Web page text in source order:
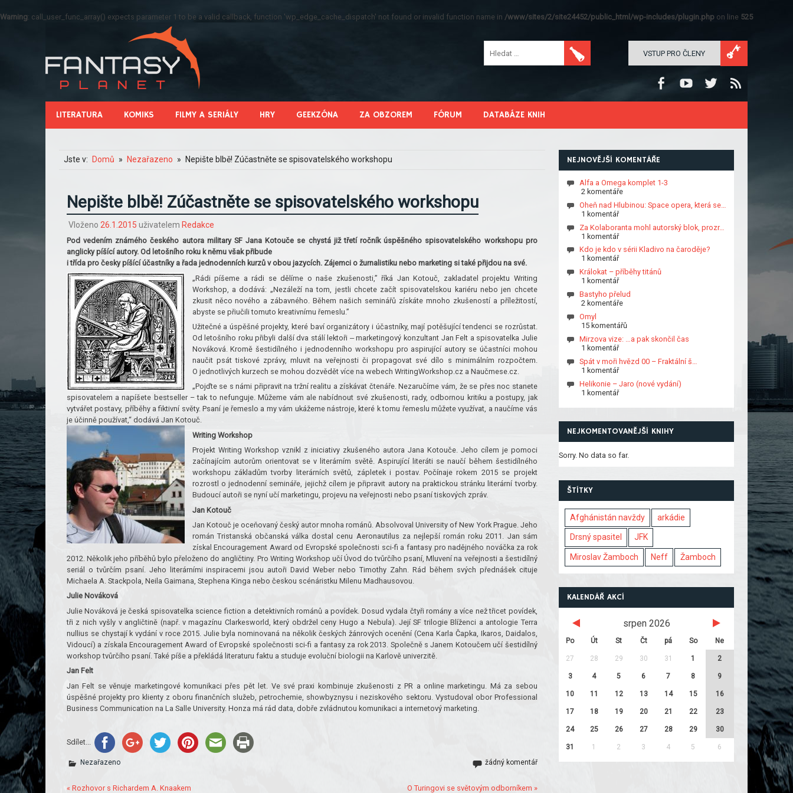
Warning: call_user_func_array() expects parameter 1 to be a valid callback, function 'wp_edge_cache_dispatch' not found or invalid function name in /www/sites/2/site24452/public_html/wp-includes/plugin.php on line 525
VSTUP PRO ČLENY
LITERATURA KOMIKS FILMY A SERIÁLY HRY GEEKZÓNA ZA OBZOREM FÓRUM DATABÁZE KNIH
Jste v: Domů Nezařazeno Nepište blbě! Zúčastněte se spisovatelského workshopu
Nepište blbě! Zúčastněte se spisovatelského workshopu
Vloženo 26.1.2015 uživatelem Redakce
Pod vedením známého českého autora military SF Jana Kotouče se chystá již třetí ročník úspěšného spisovatelského workshopu pro
anglicky píšící autory. Od letošního roku k němu však přibude
i třída pro česky píšící účastníky a řada jednodenních kurzů v obou jazycích. Zájemci o žurnalistiku nebo marketing si také přijdou na své.
„Rádi píšeme a rádi se dělíme o naše zkušenosti,” říká Jan Kotouč, zakladatel projektu Writing
Workshop, a dodává: „Nezáleží na tom, jestli chcete začít spisovatelskou kariéru nebo jen chcete
zkusit něco nového a zábavného. Během našich seminářů získáte mnoho zkušeností a příležitostí,
abyste se přiučili tomuto kreativnímu řemeslu.”
Užitečné a úspěšné projekty, které baví organizátory i účastníky, mají potěšující tendenci se rozrůstat.
Od letošního roku přibyli další dva stálí lektoři ‒ marketingový konzultant Jan Felt a spisovatelka Julie
Nováková. Kromě šestidílného i jednodenního workshopu pro aspirující autory se účastníci mohou
naučit psát tiskové zprávy, mluvit na veřejnosti či propagovat své dílo s minimálním rozpočtem.
O jednotlivých kurzech se mohou dozvědět více na webech WritingWorkshop.cz a Naučmese.cz.
„Pojďte se s námi připravit na tržní realitu a získávat čtenáře. Nezaručíme vám, že se přes noc stanete
spisovatelem a napíšete bestseller – tak to nefunguje. Můžeme vám ale nabídnout své zkušenosti, rady, odbornou kritiku a postupy, jak
vytvářet postavy, příběhy a fiktivní světy. Psaní je řemeslo a my vám ukážeme nástroje, které k tomu řemeslu můžete využívat, a naučíme vás
je účinně používat,“ dodává Jan Kotouč.
Writing Workshop
Projekt Writing Workshop vznikl z iniciativy zkušeného autora Jana Kotouče. Jeho cílem je pomoci
začínajícím autorům orientovat se v literárním světě. Aspirující literáti se naučí během šestidílného
workshopu základům tvorby literárních světů, zápletek i postav. Počínaje rokem 2015 se projekt
rozrostl o jednodenní semináře, jejichž cílem je připravit autory na praktickou stránku literární tvorby.
Budoucí autoři se nyní učí marketingu, projevu na veřejnosti nebo psaní tiskových zpráv.
Jan Kotouč
Jan Kotouč je oceňovaný český autor mnoha románů. Absolvoval University of New York Prague. Jeho
román Tristanská občanská válka dostal cenu Aeronautilus za nejlepší román roku 2011. Jan sám
získal Encouragement Award od Evropské společnosti sci-fi a fantasy pro nadějného nováčka za rok
2012. Několik jeho příběhů bylo přeloženo do angličtiny. Pro Writing Workshop učí Úvod do tvůrčího psaní, Mluvení na veřejnosti a šestidílný
seriál o tvůrčím psaní. Jeho literárními inspiracemi jsou autoři David Weber nebo Timothy Zahn. Rád během svých přednášek cituje
Michaela A. Stackpola, Neila Gaimana, Stephena Kinga nebo českou scénáristku Milenu Madhausovou.
Julie Nováková
Julie Nováková je česká spisovatelka science fiction a detektivních románů a povídek. Dosud vydala čtyři romány a více než třicet povídek,
tři z nich vyšly v angličtině (např. v magazínu Clarkesworld, který obdržel ceny Hugo a Nebula). Její SF trilogie Blíženci a antologie Terra
nullius se chystají k vydání v roce 2015. Julie byla nominovaná na několik českých žánrových ocenění (Cena Karla Čapka, Ikaros, Daidalos,
Vidoucí) a získala Encouragement Award of Evropské společnosti sci-fi a fantasy za rok 2013. Společně s Janem Kotoučem učí šestidílný
workshop tvůrčího psaní. Také píše a překládá literaturu faktu a studuje evoluční biologii na Karlově univerzitě.
Jan Felt
Jan Felt se věnuje marketingové komunikaci přes pět let. Ve své praxi kombinuje zkušenosti z PR a online marketingu. Má za sebou
úspěšné projekty pro klienty z oboru finančních služeb, petrochemie, showbyznysu i neziskového sektoru. Vystudoval obor Professional
Business Communication na La Salle University. Honza má rád data, dobře zvládnutou komunikaci a internetový marketing.
Sdílet...
Nezařazeno žádný komentář
« Rozhovor s Richardem A. Knaakem O Turingovi se světovým odborníkem »
NEJNOVĚJŠÍ KOMENTÁŘE
Alfa a Omega komplet 1-3
2 komentáře
Oheň nad Hlubinou: Space opera, která se…
1 komentář
Za Kolaboranta mohl autorský blok, prozr…
1 komentář
Kdo je kdo v sérii Kladivo na čaroděje?
1 komentář
Králokat – příběhy titánů
1 komentář
Bastyho přelud
2 komentáře
Omyl
15 komentářů
Mirzova vize: …a pak skončil čas
1 komentář
Spát v moři hvězd 00 – Fraktální š…
1 komentář
Helikonie – Jaro (nové vydání)
1 komentář
NEJKOMENTOVANĚJŠÍ KNIHY
Sorry. No data so far.
ŠTÍTKY
Afghánistán navždy arkádie
Drsný spasitel JFK
Miroslav Žamboch Neff Žamboch
KALENDÁŘ AKCÍ
srpen 2026
Po Út St Čt pá So Ne
27 28 29 30 31 1 2
3 4 5 6 7 8 9
10 11 12 13 14 15 16
17 18 19 20 21 22 23
24 25 26 27 28 29 30
31 1 2 3 4 5 6